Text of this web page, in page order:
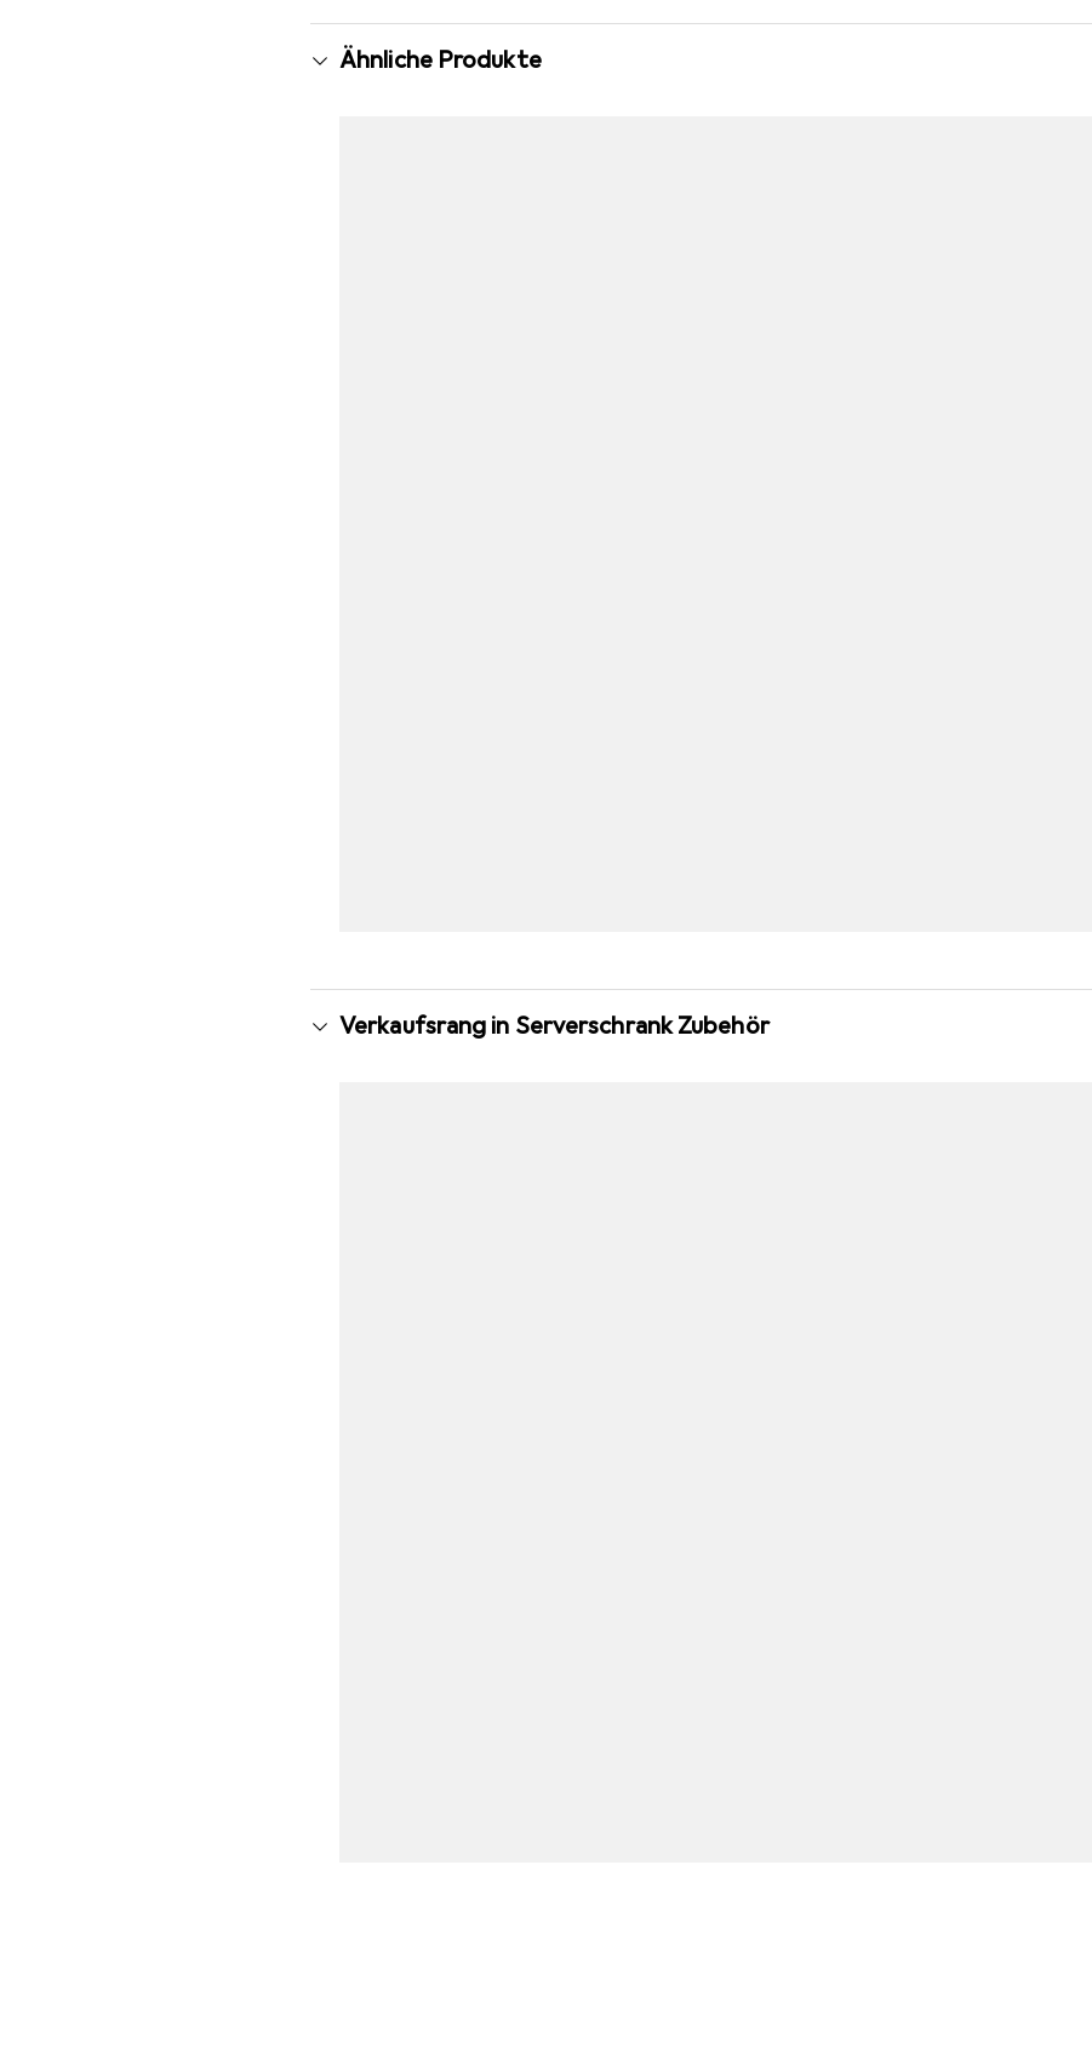
Ähnliche Produkte
Verkaufsrang in Serverschrank Zubehör